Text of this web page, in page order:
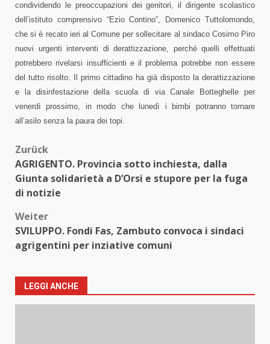
condividendo le preoccupazioni dei genitori, il dirigente scolastico
dell’istituto comprensivo “Ezio Contino”, Domenico Tuttolomondo,
che si è recato ieri al Comune per sollecitare al sindaco Cosimo Piro
nuovi urgenti interventi di derattizzazione, perché quelli effettuati
potrebbero rivelarsi insufficienti e il problema potrebbe non essere
del tutto risolto. Il primo cittadino ha già disposto la derattizzazione
e la disinfestazione della scuola di via Canale Botteghelle per
venerdì prossimo, in modo che lunedì i bimbi potranno tornare
all’asilo senza la paura dei topi.
Beitragsnavigation
Zurück
AGRIGENTO. Provincia sotto inchiesta, dalla
Giunta solidarietà a D’Orsi e stupore per la fuga
di notizie
Weiter
SVILUPPO. Fondi Fas, Zambuto convoca i sindaci
agrigentini per inziative comuni
LEGGI ANCHE